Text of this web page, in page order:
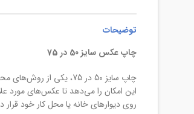
توضیحات
چاپ عکس سایز 50 در 75
چاپ سایز 50 در 75، یکی
این امکان را می‌دهد تا عکس‌های مورد
روی دیوارهای خانه یا محل کار خود قرار